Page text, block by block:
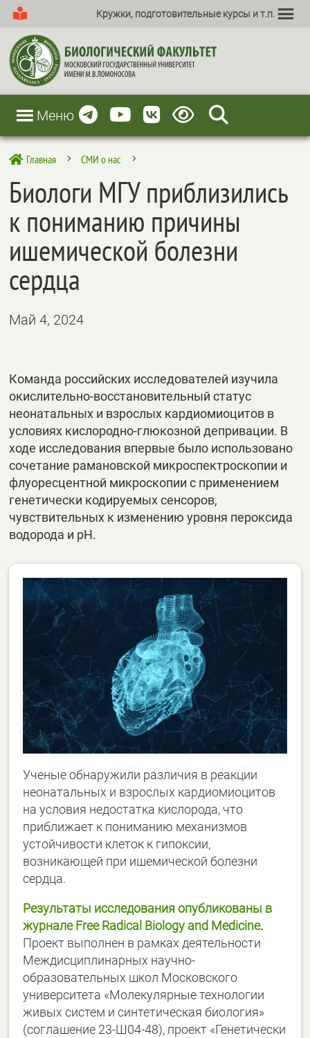
Кружки, подготовительные курсы и т.п.
Меню
 Главная 5 СМИ о нас 5
Биологи МГУ приблизились
к пониманию причины
ишемической болезни
сердца
Май 4, 2024
Команда российских исследователей изучила
окислительно-восстановительный статус
неонатальных и взрослых кардиомиоцитов в
условиях кислородно-глюкозной депривации. В
ходе исследования впервые было использовано
сочетание рамановской микроспектроскопии и
флуоресцентной микроскопии с применением
генетически кодируемых сенсоров,
чувствительных к изменению уровня пероксида
водорода и рН.
Ученые обнаружили различия в реакции
неонатальных и взрослых кардиомиоцитов
на условия недостатка кислорода, что
приближает к пониманию механизмов
устойчивости клеток к гипоксии,
возникающей при ишемической болезни
сердца.
Результаты исследования опубликованы в
журнале Free Radical Biology and Medicine.
Проект выполнен в рамках деятельности
Междисциплинарных научно-
образовательных школ Московского
университета «Молекулярные технологии
живых систем и синтетическая биология»
(соглашение 23-Ш04-48), проект «Генетически